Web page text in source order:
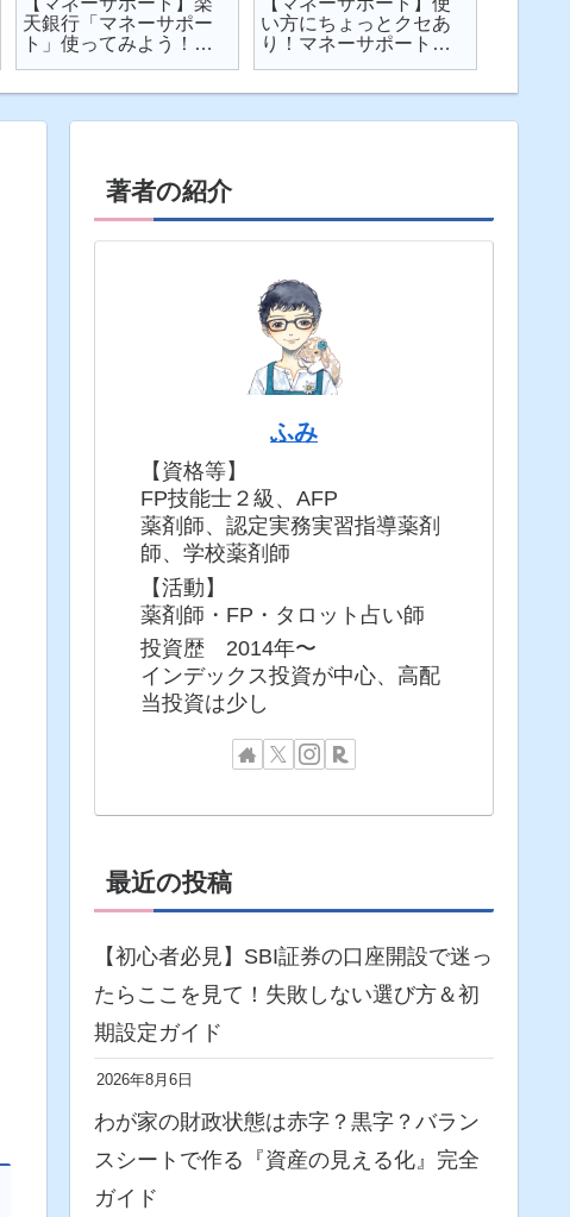
天銀行「マネーサポー
ト」使ってみよう！
い方にちょっとクセあ
り！マネーサポートの
著者の紹介
ふみ
【資格等】
FP技能士２級、AFP
薬剤師、認定実務実習指導薬剤
師、学校薬剤師
【活動】
薬剤師・FP・タロット占い師
投資歴 2014年〜
インデックス投資が中心、高配
当投資は少し
最近の投稿
【初心者必見】SBI証券の口座開設で迷っ
たらここを見て！失敗しない選び方＆初
期設定ガイド
2026年8月6日
わが家の財政状態は赤字？黒字？バラン
スシートで作る『資産の見える化』完全
ガイド